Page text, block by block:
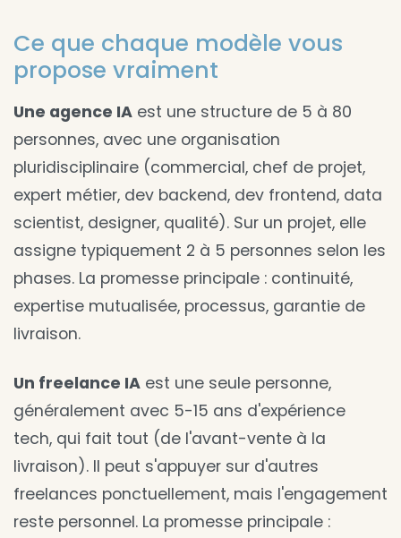
Ce que chaque modèle vous
propose vraiment
Une agence IA est une structure de 5 à 80
personnes, avec une organisation
pluridisciplinaire (commercial, chef de projet,
expert métier, dev backend, dev frontend, data
scientist, designer, qualité). Sur un projet, elle
assigne typiquement 2 à 5 personnes selon les
phases. La promesse principale : continuité,
expertise mutualisée, processus, garantie de
livraison.
Un freelance IA est une seule personne,
généralement avec 5-15 ans d'expérience
tech, qui fait tout (de l'avant-vente à la
livraison). Il peut s'appuyer sur d'autres
freelances ponctuellement, mais l'engagement
reste personnel. La promesse principale :